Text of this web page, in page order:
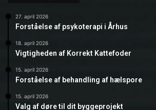
27. april 2026
Forståelse af psykoterapi i Århus
18. april 2026
Vigtigheden af Korrekt Kattefoder
15. april 2026
Forståelse af behandling af hælspore
15. april 2026
Valg af døre til dit byggeprojekt